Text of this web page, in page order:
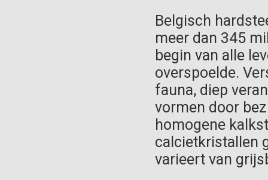
Belgisch
meer dan 345
begin van alle
overspoelde.
fauna, diep
vormen door
homogene
calcietkristallen
varieert van